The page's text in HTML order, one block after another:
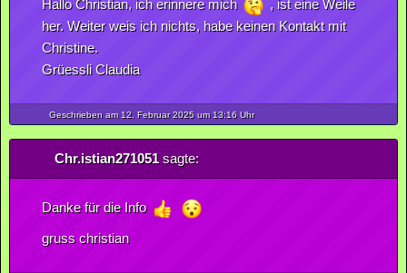
Hallo Christian, ich erinnere mich
, ist eine Weile
her. Weiter weis ich nichts, habe keinen Kontakt mit
Christine.
Grüessli Claudia
Geschrieben am 12. Februar2025um 13:16 Uhr
Chr.istian271051sagte:
Danke für die Info
gruss christian